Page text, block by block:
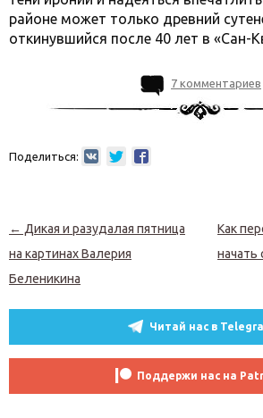
районе может только древний
откинувшийся после 40 лет в «Сан-
7 комментариев
Поделиться:
Навигация по записям
← Дикая и разудалая пятница
на картинах Валерия
Беленикина
Как
начать
Читай нас в
Поддержи нас на